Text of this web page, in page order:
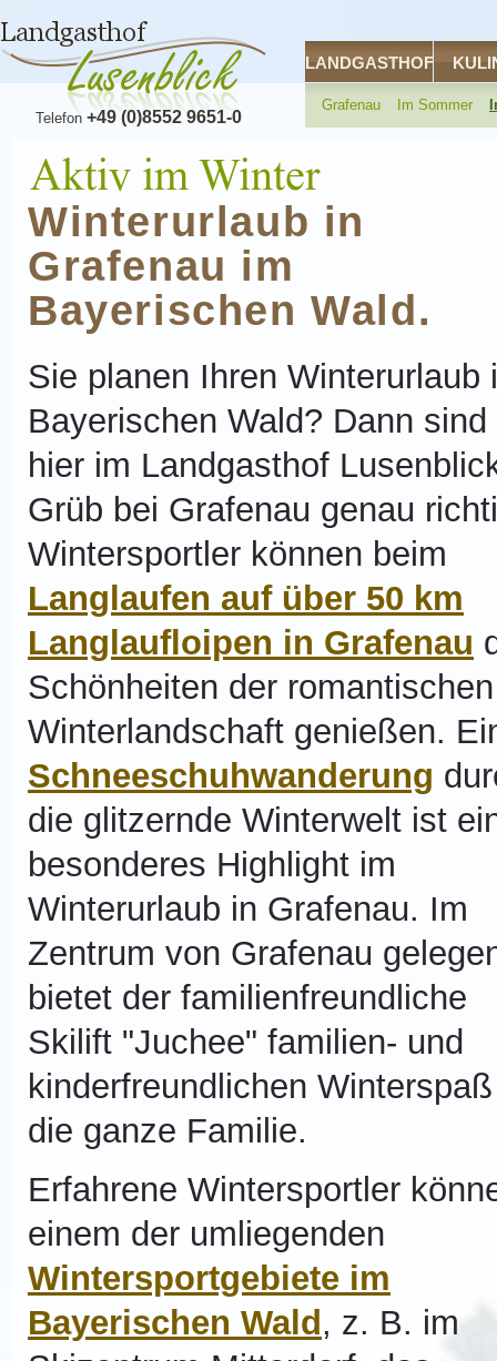
Winterurlaub in
Grafenau im
Bayerischen Wald.
Sie planen Ihren Winterurlaub
Bayerischen Wald? Dann sind
hier im Landgasthof
Grüb bei Grafenau genau
Wintersportler können beim
Langlaufen auf über 50 km
Langlaufloipen in Grafenau
Schönheiten der romantischen
Winterlandschaft genießen.
Schneeschuhwanderung
die glitzernde Winterwelt ist
besonderes Highlight im
Winterurlaub in Grafenau. Im
Zentrum von Grafenau
bietet der familienfreundliche
Skilift "Juchee" familien- und
kinderfreundlichen
die ganze Familie.
Erfahrene Wintersportler
einem der umliegenden
Wintersportgebiete im
Bayerischen Wald, z. B. im
Telefon +49 (0)8552 9651-0
LANDGASTHOF
Grafenau Im Sommer